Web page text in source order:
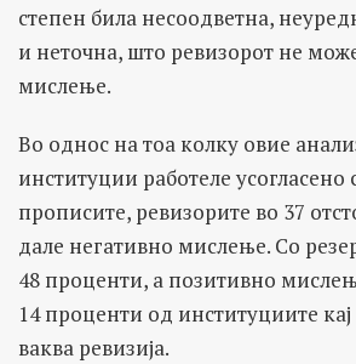
степен била несоодветна,
и неточна, што ревизорот не
мислење.
Во однос на тоа колку овие
институции работеле усогласено
прописите, ревизорите во 37
дале негативно мислење. Со
48 проценти, а позитивно
14 проценти од институциите
ваква ревизија.